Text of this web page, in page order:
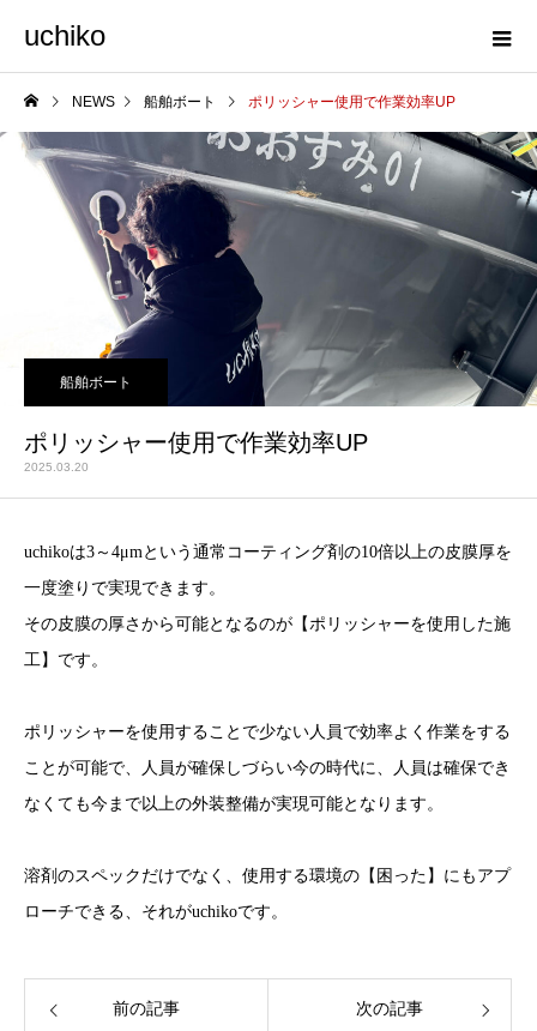
uchiko
NEWS 船舶ボート ポリッシャー使用で作業効率UP
船舶ボート
ポリッシャー使用で作業効率UP
2025.03.20
uchikoは3～4μmという通常コーティング剤の10倍以上の皮膜厚を
一度塗りで実現できます。
その皮膜の厚さから可能となるのが【ポリッシャーを使用した施
工】です。
ポリッシャーを使用することで少ない人員で効率よく作業をする
ことが可能で、人員が確保しづらい今の時代に、人員は確保でき
なくても今まで以上の外装整備が実現可能となります。
溶剤のスペックだけでなく、使用する環境の【困った】にもアプ
ローチできる、それがuchikoです。
前の記事 次の記事